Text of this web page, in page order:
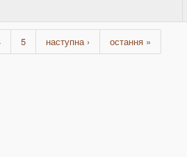
5 наступна › остання »